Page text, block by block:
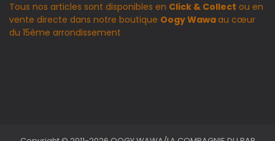
Tous nos articles sont disponibles en Click & Collect ou en
vente directe dans notre boutique Oogy Wawaau cœur
du 15ème arrondissement